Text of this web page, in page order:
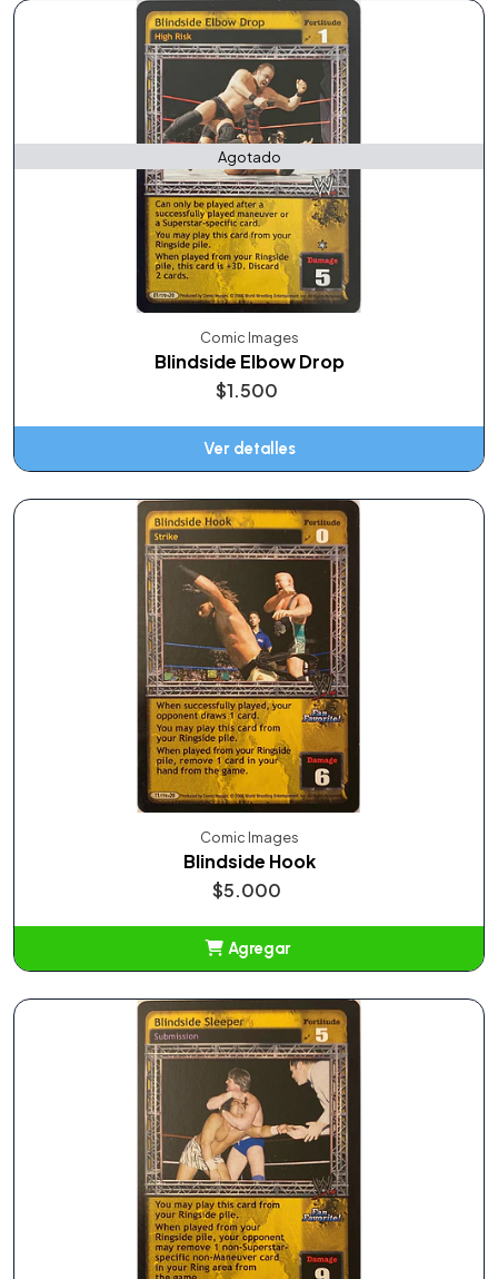
Agotado
Comic Images
Blindside Elbow Drop
$1.500
Ver detalles
Comic Images
Blindside Hook
$5.000
Agregar